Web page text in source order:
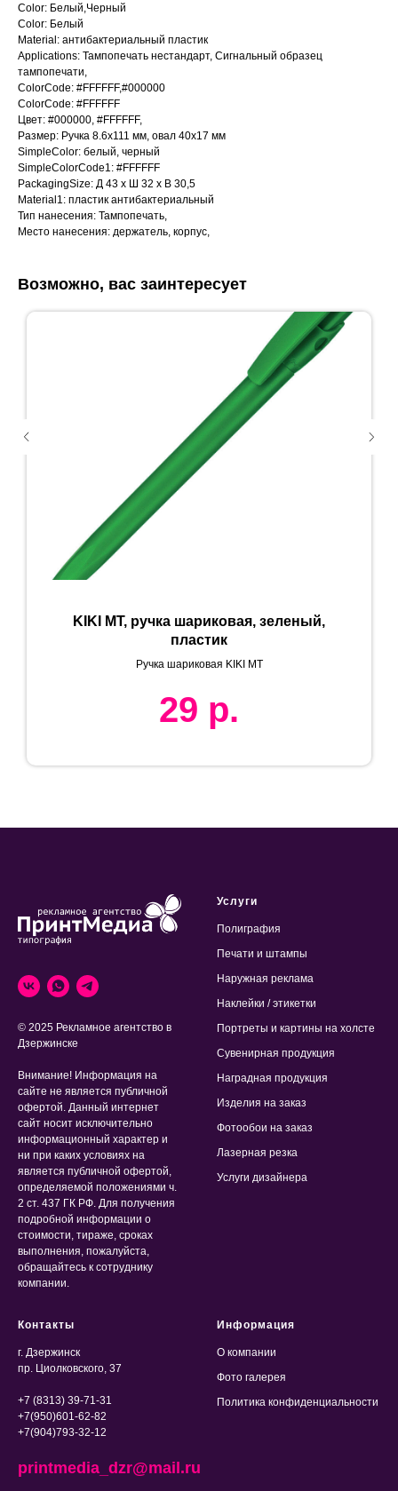
Color: Белый,Черный
Color: Белый
Material: антибактериальный пластик
Applications: Тампопечать нестандарт, Сигнальный образец
тампопечати,
ColorCode: #FFFFFF,#000000
ColorCode: #FFFFFF
Цвет: #000000, #FFFFFF,
Размер: Ручка 8.6х111 мм, овал 40х17 мм
SimpleColor: белый, черный
SimpleColorCode1: #FFFFFF
PackagingSize: Д 43 x Ш 32 x В 30,5
Material1: пластик антибактериальный
Тип нанесения: Тампопечать,
Место нанесения: держатель, корпус,
Возможно, вас заинтересует
KIKI MT, ручка шариковая, зеленый,
пластик
Ручка шариковая KIKI MT
29 р.
© 2025 Рекламное агентство в
Дзержинске
Внимание! Информация на
сайте не является публичной
офертой. Данный интернет
сайт носит исключительно
информационный характер и
ни при каких условиях на
является публичной офертой,
определяемой положениями ч.
2 ст. 437 ГК РФ. Для получения
подробной информации о
стоимости, тираже, сроках
выполнения, пожалуйста,
обращайтесь к сотруднику
компании.
Услуги
Полиграфия
Печати и штампы
Наружная реклама
Наклейки / этикетки
Портреты и картины на холсте
Сувенирная продукция
Наградная продукция
Изделия на заказ
Фотообои на заказ
Лазерная резка
Услуги дизайнера
Контакты
г. Дзержинск
пр. Циолковского, 37
+7 (8313) 39-71-31
+7(950)601-62-82
+7(904)793-32-12
printmedia_dzr@mail.ru
Информация
О компании
Фото галерея
Политика конфиденциальности